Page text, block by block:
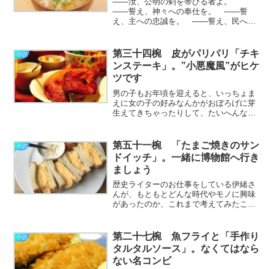
――誓え、神々への奉仕を。 ――誓
え、主への忠誠を。 ――誓え、民への
を。 ひざまずいたぼくの肩口に、細
く鋭い銀色の神具がかざされ、祝福の言
葉………………～続きを読む～
小説
第三十四椀 皮がパリパリ「チキ
ンステーキ」。”小悪魔風”がヒケ
ツです
男の子もお年頃を迎えると、いっちょま
えに女の子の好みなんかがおぼろげに芽
生えてきちゃったりして、たいへんなこ
かと思うけど、言うまでもなく逆効果
だ。 そういうことに気付
く………………～続きを読む～
小説
第五十一椀 「たまご焼きのサン
ドイッチ」。一緒に博物館へ行き
ましょう
歴史ライターのお仕事をしている伊緒さ
んが、もともとどんな時代やモノに興味
があったのか、これまで考えてみたこと
とか織田信長が好き、といったくらいの
淡くささやかなものだ。 ………………
～続きを読む～
小説
第二十七椀 魚フライと「手作り
タルタルソース」。なくてはなら
ない名コンビ